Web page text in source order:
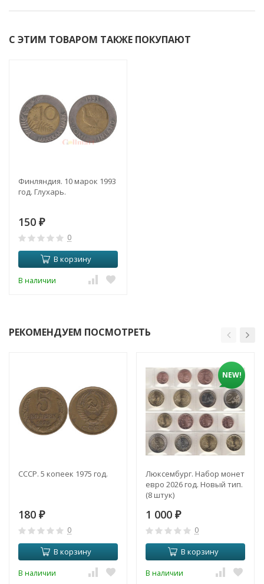
С ЭТИМ ТОВАРОМ ТАКЖЕ ПОКУПАЮТ
Финляндия. 10 марок 1993
год. Глухарь.
150 ₽
0
В корзину
В наличии
РЕКОМЕНДУЕМ ПОСМОТРЕТЬ
СССР. 5 копеек 1975 год.
180 ₽
0
В корзину
В наличии
NEW!
Люксембург. Набор монет
евро 2026 год. Новый тип.
(8 штук)
1 000 ₽
0
В корзину
В наличии